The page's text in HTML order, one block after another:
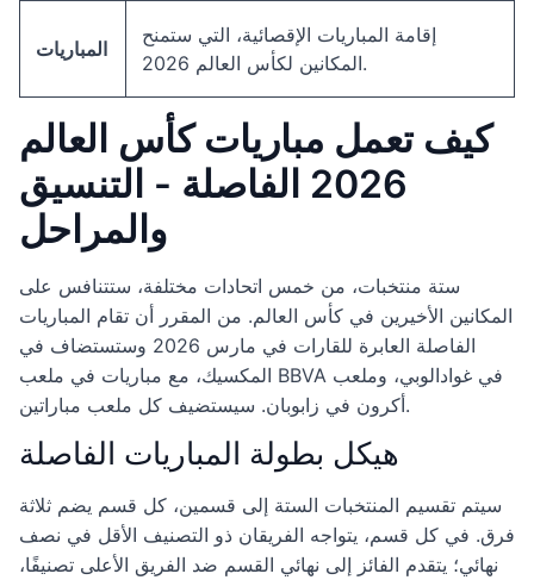
المباريات
إقامة المباريات الإقصائية، التي ستمنح
المكانين لكأس العالم 2026.
كيف تعمل مباريات كأس العالم
2026 الفاصلة - التنسيق
والمراحل
ستة منتخبات، من خمس اتحادات مختلفة، ستتنافس على
المكانين الأخيرين في كأس العالم. من المقرر أن تقام المباريات
الفاصلة العابرة للقارات في مارس 2026 وستستضاف في
المكسيك، مع مباريات في ملعب BBVA في غوادالوبي، وملعب
أكرون في زابوبان. سيستضيف كل ملعب مباراتين.
هيكل بطولة المباريات الفاصلة
سيتم تقسيم المنتخبات الستة إلى قسمين، كل قسم يضم ثلاثة
فرق. في كل قسم، يتواجه الفريقان ذو التصنيف الأقل في نصف
نهائي؛ يتقدم الفائز إلى نهائي القسم ضد الفريق الأعلى تصنيفًا،